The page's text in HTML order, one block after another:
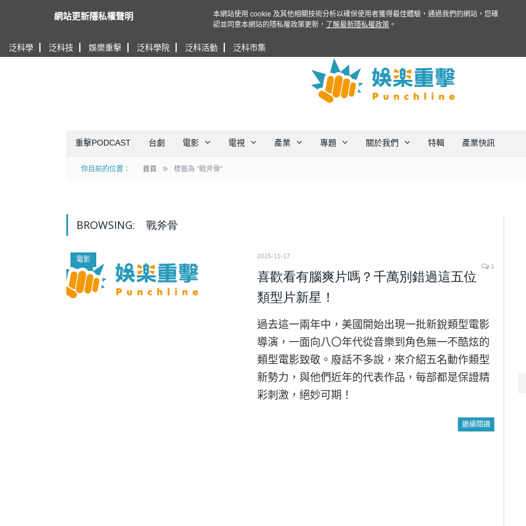
泛科學 泛科技 娛樂重擊 泛科學院 泛科活動 泛科市集
重擊PODCAST 台劇 電影 電視 產業 專題 關於我們 特輯 產業快訊
你目前的位置： 首頁 » 標籤為 "戰斧骨"
BROWSING: 戰斧骨
電影
2015-11-17
1
喜歡看有腦爽片嗎？千萬別錯過這五位
類型片新星！
過去這一兩年中，美國開始出現一批新銳類型電影
導演，一面向八〇年代從音樂到角色無一不酷炫的
類型電影致敬。廢話不多說，來介紹五名動作類型
新勢力，與他們近年的代表作品，每部都是保證精
彩刺激，絕妙可期！
繼續閱讀
網站更新隱私權聲明
本網站使用 cookie 及其他相關技術分析以確保使用者獲得最佳體驗，通過我們的網站，您確
認並同意本網站的隱私權政策更新，
了解最新隱私權政策 。